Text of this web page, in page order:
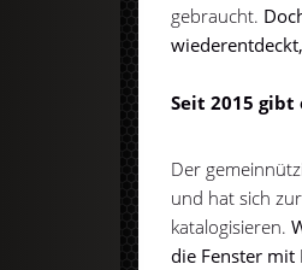
gebraucht.
Seit 2015 gibt
Der
und hat sich
katalogisieren.
die Fenster mit